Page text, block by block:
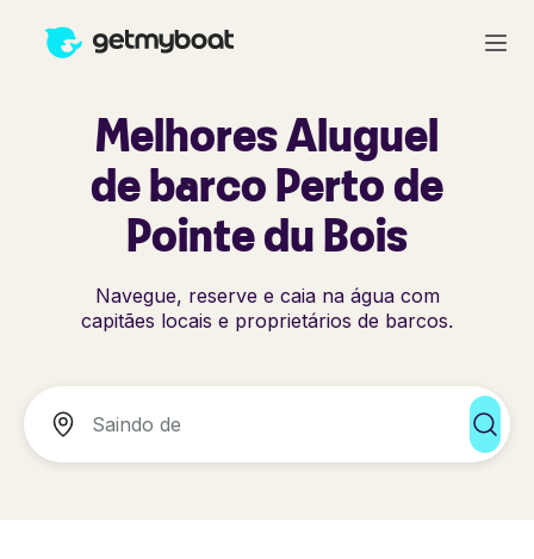
Melhores Aluguel
de barco Perto de
Pointe du Bois
Navegue, reserve e caia na água com
capitães locais e proprietários de barcos.